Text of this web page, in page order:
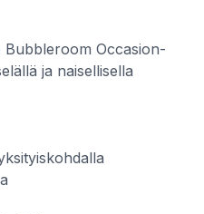
Bubbleroom Occasion-
ja naisellisella